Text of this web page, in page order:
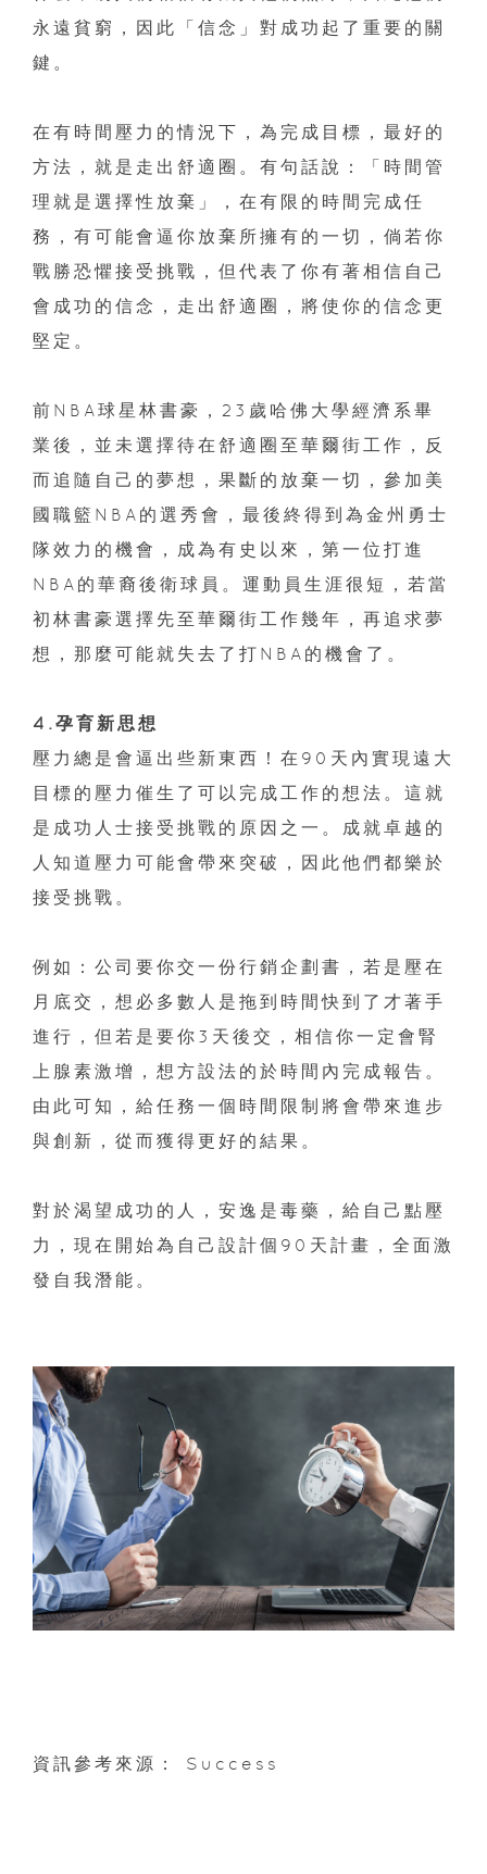
永遠貧窮，因此「信念」對成功起了重要的關
鍵。
在有時間壓力的情況下，為完成目標，最好的
方法，就是走出舒適圈。有句話說：「時間管
理就是選擇性放棄」，在有限的時間完成任
務，有可能會逼你放棄所擁有的一切，倘若你
戰勝恐懼接受挑戰，但代表了你有著相信自己
會成功的信念，走出舒適圈，將使你的信念更
堅定。
前NBA球星林書豪，23歲哈佛大學經濟系畢
業後，並未選擇待在舒適圈至華爾街工作，反
而追隨自己的夢想，果斷的放棄一切，參加美
國職籃NBA的選秀會，最後終得到為金州勇士
隊效力的機會，成為有史以來，第一位打進
NBA的華裔後衛球員。運動員生涯很短，若當
初林書豪選擇先至華爾街工作幾年，再追求夢
想，那麼可能就失去了打NBA的機會了。
4.孕育新思想
壓力總是會逼出些新東西！在90天內實現遠大
目標的壓力催生了可以完成工作的想法。這就
是成功人士接受挑戰的原因之一。成就卓越的
人知道壓力可能會帶來突破，因此他們都樂於
接受挑戰。
例如：公司要你交一份行銷企劃書，若是壓在
月底交，想必多數人是拖到時間快到了才著手
進行，但若是要你3天後交，相信你一定會腎
上腺素激增，想方設法的於時間內完成報告。
由此可知，給任務一個時間限制將會帶來進步
與創新，從而獲得更好的結果。
對於渴望成功的人，安逸是毒藥，給自己點壓
力，現在開始為自己設計個90天計畫，全面激
發自我潛能。
資訊參考來源： Success